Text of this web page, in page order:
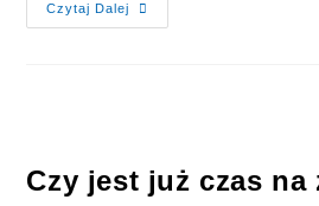
Czytaj Dalej
Czy jest już czas na